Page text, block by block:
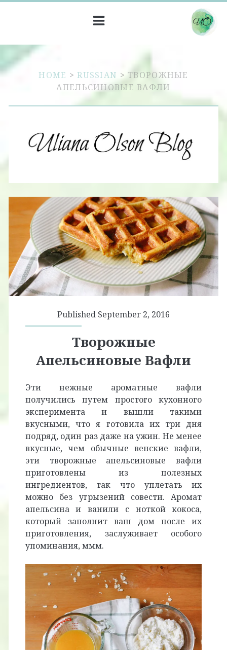
HOME >RUSSIAN >ТВОРОЖНЫЕ
АПЕЛЬСИНОВЫЕ ВАФЛИ
Published September 2, 2016
Творожные
Апельсиновые Вафли
Эти нежные ароматные вафли
получились путем простого кухонного
эксперимента и вышли такими
вкусными, что я готовила их три дня
подряд, один раз даже на ужин. Не менее
вкусные, чем обычные венские вафли,
эти творожные апельсиновые вафли
приготовлены из полезных
ингредиентов, так что уплетать их
можно без угрызений совести. Аромат
апельсина и ванили с ноткой кокоса,
который заполнит ваш дом после их
приготовления, заслуживает особого
упоминания, ммм.